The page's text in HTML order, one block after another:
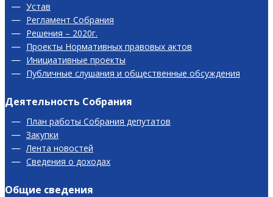
Устав
Регламент Собрания
Решения – 2020г.
Проекты Нормативных правовых актов
Инициативные проекты
Публичные слушания и общественные обсуждения
Деятельность Собрания
План работы Собрания депутатов
Закупки
Лента новостей
Сведения о доходах
Общие сведения